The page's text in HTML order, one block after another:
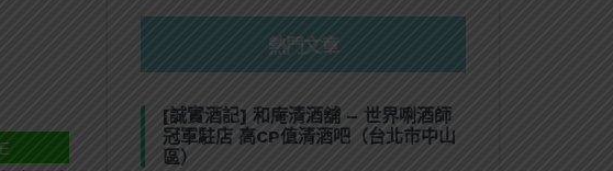
熱門文章
[誠實酒記] 和庵清酒舖 – 世界唎酒師
冠軍駐店 高CP值清酒吧（台北市中山
區）